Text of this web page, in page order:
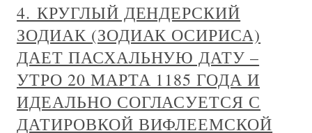
4. КРУГЛЫЙ ДЕНДЕРСКИЙ
ЗОДИАК (ЗОДИАК ОСИРИСА)
ДАЕТ ПАСХАЛЬНУЮ ДАТУ –
УТРО 20 МАРТА 1185 ГОДА И
ИДЕАЛЬНО СОГЛАСУЕТСЯ С
ДАТИРОВКОЙ ВИФЛЕЕМСКОЙ